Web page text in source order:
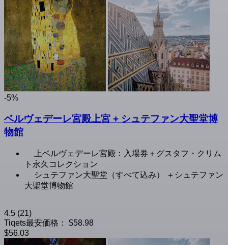
-5%
ベルヴェデーレ宮殿上宮 + シュテファン大聖堂博
物館
上ベルヴェデーレ宮殿：入場券＋グスタフ・クリム
ト永久コレクション
シュテファン大聖堂（すべて込み） ＋シュテファン
大聖堂博物館
4.5 (21)
Tiqets最安価格：
$58.98
$56.03